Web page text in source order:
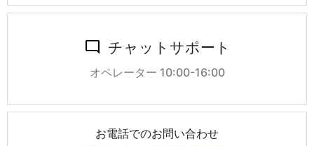
チャットサポート
オペレーター 10:00-16:00
お電話でのお問い合わせ